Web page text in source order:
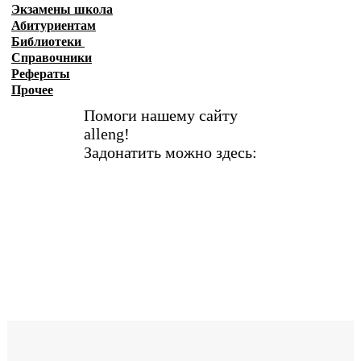
Экзамены школа
Абитуриентам
Библиотеки
Справочники
Рефераты
Прочее
Помоги нашему сайту
alleng!
Задонатить можно здесь: